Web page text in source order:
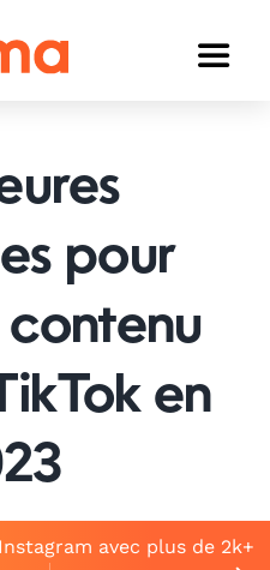
Toggle
pour
en
avec plus de 2k+